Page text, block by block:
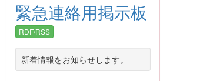
緊急連絡用掲示板
RDF/RSS
新着情報をお知らせします。